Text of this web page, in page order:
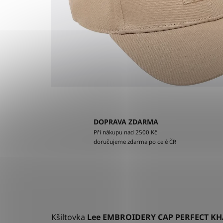
DOPRAVA ZDARMA
Při nákupu nad 2500 Kč
doručujeme zdarma po celé ČR
Kšiltovka Lee EMBROIDERY CAP PERFECT